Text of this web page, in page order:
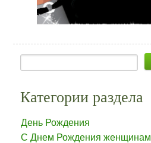
Категории раздела
День Рождения
С Днем Рождения женщинам